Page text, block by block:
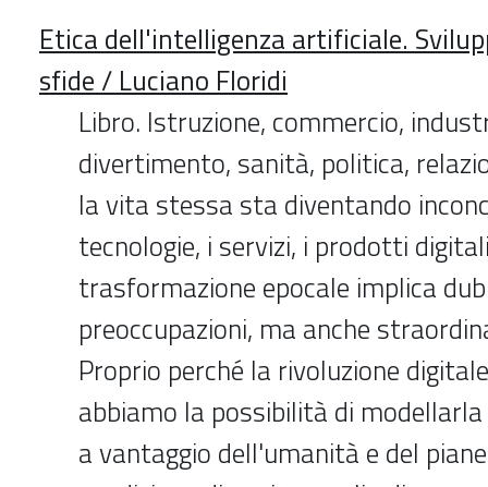
Etica dell'intelligenza artificiale.
sfide / Luciano Floridi
Libro. Istruzione, commercio,
divertimento, sanità, politica,
la vita stessa sta diventando
tecnologie, i servizi, i prodotti
trasformazione epocale implica
preoccupazioni, ma anche
Proprio perché la rivoluzione
abbiamo la possibilità di
a vantaggio dell'umanità e del